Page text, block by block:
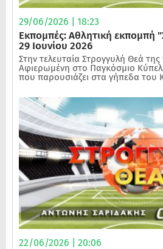
29/06/2026 | 18:23
Εκπομπές: Αθλητική εκπομπή
29 Ιουνίου 2026
Στην τελευταία Στρογγυλή Θεά
Αφιερωμένη στο Παγκόσμιο
που παρουσιάζει στα γήπεδα του
22/06/2026 | 20:06